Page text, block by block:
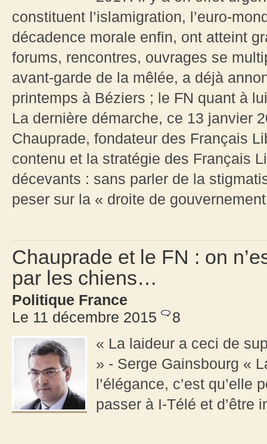
constituent l’islamigration, l’euro-
décadence morale enfin, ont atteint
forums, rencontres, ouvrages se
avant-garde de la mêlée, a déjà
printemps à Béziers ; le FN quant à
La dernière démarche, ce 13 janvier
Chauprade, fondateur des Français
contenu et la stratégie des Français
décevants : sans parler de la
peser sur la « droite de
Chauprade et le FN : on
par les chiens…
Politique France
Le 11 décembre 2015
8
« La laideur a ceci de
» - Serge Gainsbourg «
l’élégance, c’est
passer à I-Télé et d’être